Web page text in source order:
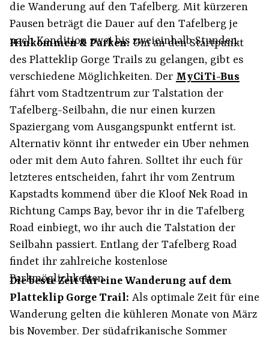
die Wanderung auf den Tafelberg. Mit kürzeren
Pausen beträgt die Dauer auf den Tafelberg je
nach Kondition zwei bis zweieinhalb Stunden.
Hinkommen & Parken:Um an den Startpunkt
des Platteklip Gorge Trails zu gelangen, gibt es
verschiedene Möglichkeiten. Der MyCiTi-Bus
fährt vom Stadtzentrum zur Talstation der
Tafelberg-Seilbahn, die nur einen kurzen
Spaziergang vom Ausgangspunkt entfernt ist.
Alternativ könnt ihr entweder ein Uber nehmen
oder mit dem Auto fahren. Solltet ihr euch für
letzteres entscheiden, fahrt ihr vom Zentrum
Kapstadts kommend über die Kloof Nek Road in
Richtung Camps Bay, bevor ihr in die Tafelberg
Road einbiegt, wo ihr auch die Talstation der
Seilbahn passiert. Entlang der Tafelberg Road
findet ihr zahlreiche kostenlose
Parkmöglichkeiten.
Die beste Zeit für eine Wanderung auf dem
Platteklip Gorge Trail: Als optimale Zeit für eine
Wanderung gelten die kühleren Monate von März
bis November. Der südafrikanische Sommer